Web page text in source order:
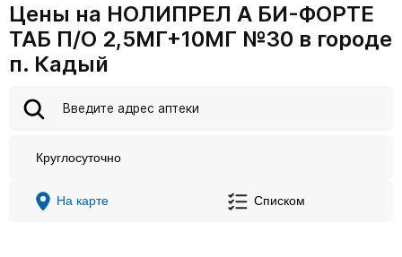
Цены на НОЛИПРЕЛ А БИ-ФОРТЕ
ТАБ П/О 2,5МГ+10МГ №30 в городе
п. Кадый
Круглосуточно
На карте Списком